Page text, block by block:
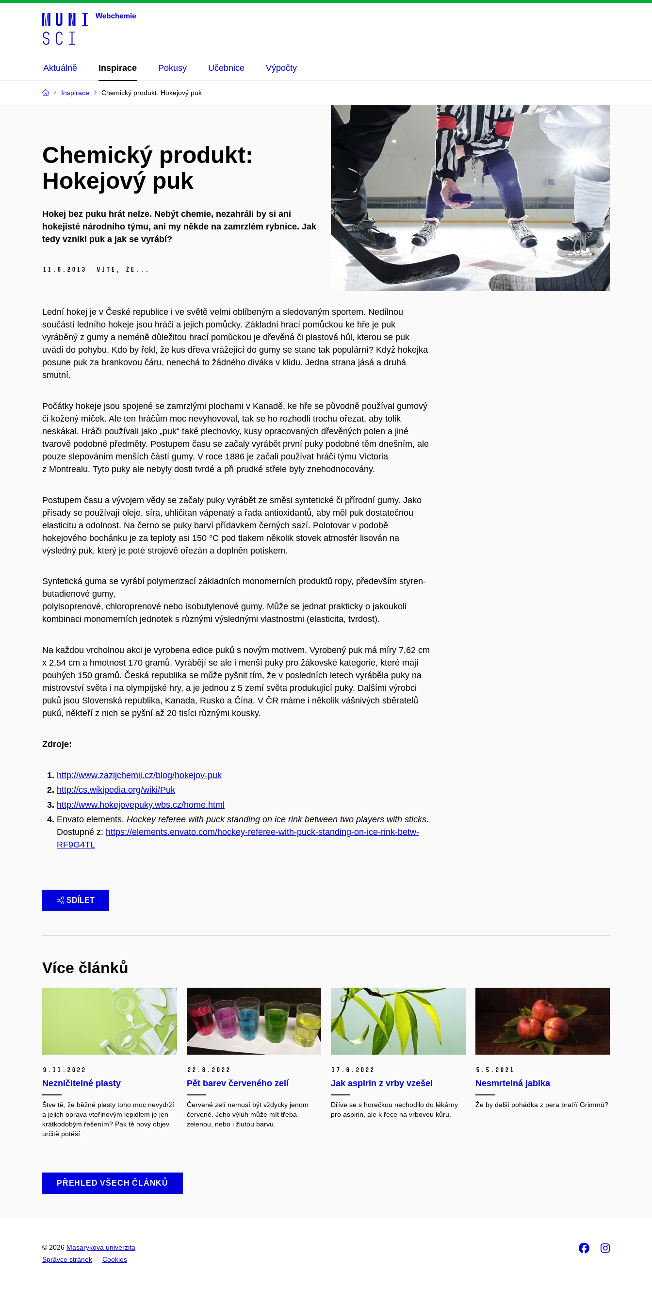
Aktuálně Inspirace Pokusy Učebnice Výpočty
Inspirace Chemický produkt: Hokejový puk
Chemický produkt:
Hokejový puk
Hokej bez puku hrát nelze. Nebýt chemie, nezahráli by si ani
hokejisté národního týmu, ani my někde na zamrzlém rybníce. Jak
tedy vznikl puk a jak se vyrábí?
11. 6. 2013 Víte, že...
Lední hokej je v České republice i ve světě velmi oblíbeným a sledovaným sportem. Nedílnou
součástí ledního hokeje jsou hráči a jejich pomůcky. Základní hrací pomůckou ke hře je puk
vyráběný z gumy a neméně důležitou hrací pomůckou je dřevěná či plastová hůl, kterou se puk
uvádí do pohybu. Kdo by řekl, že kus dřeva vrážející do gumy se stane tak populární? Když hokejka
posune puk za brankovou čáru, nenechá to žádného diváka v klidu. Jedna strana jásá a druhá
smutní.
Počátky hokeje jsou spojené se zamrzlými plochami v Kanadě, ke hře se původně používal gumový
či kožený míček. Ale ten hráčům moc nevyhovoval, tak se ho rozhodli trochu ořezat, aby tolik
neskákal. Hráči používali jako „puk“ také plechovky, kusy opracovaných dřevěných polen a jiné
tvarově podobné předměty. Postupem času se začaly vyrábět první puky podobné těm dnešním, ale
pouze slepováním menších částí gumy. V roce 1886 je začali používat hráči týmu Victoria
z Montrealu. Tyto puky ale nebyly dosti tvrdé a při prudké střele byly znehodnocovány.
Postupem času a vývojem vědy se začaly puky vyrábět ze směsi syntetické či přírodní gumy. Jako
přísady se používají oleje, síra, uhličitan vápenatý a řada antioxidantů, aby měl puk dostatečnou
elasticitu a odolnost. Na černo se puky barví přídavkem černých sazí. Polotovar v podobě
hokejového bochánku je za teploty asi 150 °C pod tlakem několik stovek atmosfér lisován na
výsledný puk, který je poté strojově ořezán a doplněn potiskem.
Syntetická guma se vyrábí polymerizací základních monomerních produktů ropy, především styren-
butadienové gumy,
polyisoprenové, chloroprenové nebo isobutylenové gumy. Může se jednat prakticky o jakoukoli
kombinaci monomerních jednotek s různými výslednými vlastnostmi (elasticita, tvrdost).
Na každou vrcholnou akci je vyrobena edice puků s novým motivem. Vyrobený puk má míry 7,62 cm
x 2,54 cm a hmotnost 170 gramů. Vyrábějí se ale i menší puky pro žákovské kategorie, které mají
pouhých 150 gramů. Česká republika se může pyšnit tím, že v posledních letech vyráběla puky na
mistrovství světa i na olympijské hry, a je jednou z 5 zemí světa produkující puky. Dalšími výrobci
puků jsou Slovenská republika, Kanada, Rusko a Čína. V ČR máme i několik vášnivých sběratelů
puků, někteří z nich se pyšní až 20 tisíci různými kousky.
Zdroje:
http://www.zazijchemii.cz/blog/hokejov-puk
http://cs.wikipedia.org/wiki/Puk
http://www.hokejovepuky.wbs.cz/home.html
Envato elements. Hockey referee with puck standing on ice rink between two players with sticks.
Dostupné z: https://elements.envato.com/hockey-referee-with-puck-standing-on-ice-rink-betw-
RF9G4TL​
SDÍLET
Více článků
9. 11. 2022
Nezničitelné plasty
Štve tě, že běžné plasty toho moc nevydrží
a jejich oprava vteřinovým lepidlem je jen
krátkodobým řešením? Pak tě nový objev
určitě potěší.
22. 8. 2022
Pět barev červeného zelí
Červené zelí nemusí být vždycky jenom
červené. Jeho výluh může mít třeba
zelenou, nebo i žlutou barvu.
17. 6. 2022
Jak aspirin z vrby vzešel
Dříve se s horečkou nechodilo do lékárny
pro aspirin, ale k řece na vrbovou kůru.
5. 5. 2021
Nesmrtelná jablka
Že by další pohádka z pera bratří Grimmů?
PŘEHLED VŠECH ČLÁNKŮ
© 2026 Masarykova univerzita
Správce stránek
Cookies
Facebook